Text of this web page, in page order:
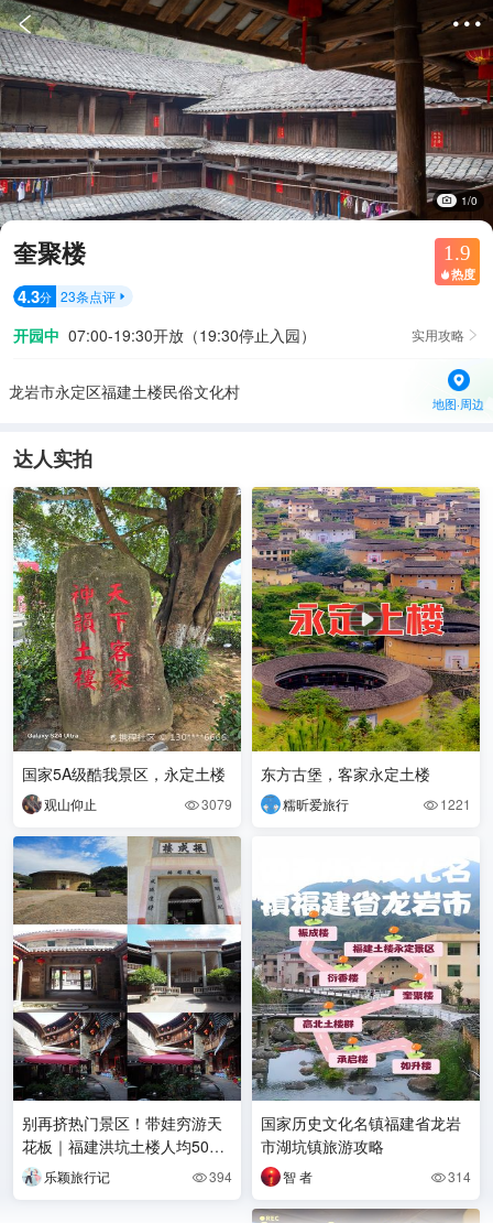
 
1/0
奎聚楼 1.9
 热度
4.3分 23条点评 
开园中 07:00-19:30开放（19:30停止入园） 实用攻略 
龙岩市永定区福建土楼民俗文化村
地图·周边
达人实拍
国家5A级酷我景区，永定土楼
观山仰止 3079
别再挤热门景区！带娃穷游天
花板｜福建洪坑土楼人均500
玩转文乐颖旅行记 394
东方古堡，客家永定土楼
糯昕爱旅行  1221
国家历史文化名镇福建省龙岩
市湖坑镇旅游攻略
智 者 314